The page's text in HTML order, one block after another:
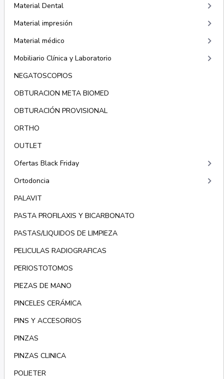
Material Dental
keyboard_arrow_right
Material impresión keyboard_arrow_right
Material médico keyboard_arrow_right
Mobiliario Clínica y Laboratorio keyboard_arrow_right
NEGATOSCOPIOS
OBTURACION META BIOMED
OBTURACIÓN PROVISIONAL
ORTHO
OUTLET
Ofertas Black Friday
keyboard_arrow_right
Ortodoncia keyboard_arrow_right
PALAVIT
PASTA PROFILAXIS Y BICARBONATO
PASTAS/LIQUIDOS DE LIMPIEZA
PELICULAS RADIOGRAFICAS
PERIOSTOTOMOS
PIEZAS DE MANO
PINCELES CERÁMICA
PINS Y ACCESORIOS
PINZAS
PINZAS CLINICA
POLIETER